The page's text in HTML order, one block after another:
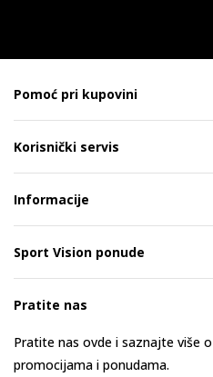
Pomoć pri kupovini
Korisnički servis
Informacije
Sport Vision ponude
Pratite nas
Pratite nas ovde i saznajte više
promocijama i ponudama.